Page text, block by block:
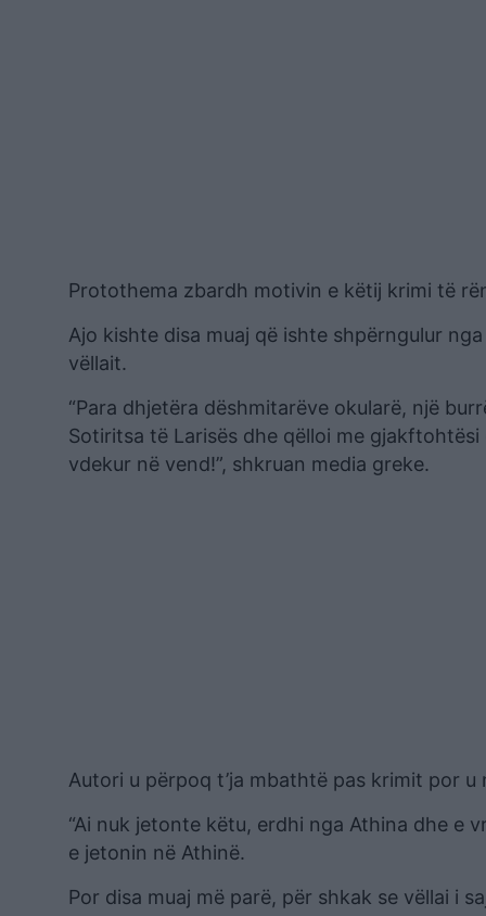
Protothema zbardh motivin e këtij krimi të
Ajo kishte disa muaj që ishte shpërngulur
vëllait.
“Para dhjetëra dëshmitarëve okularë, një
Sotiritsa të Larisës dhe qëlloi me
vdekur në vend!”, shkruan media greke.
Autori u përpoq t’ja mbathtë pas krimit por u
“Ai nuk jetonte këtu, erdhi nga Athina dhe e
e jetonin në Athinë.
Por disa muaj më parë, për shkak se vëllai i